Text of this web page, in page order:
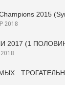
2015
2018
2017 (1